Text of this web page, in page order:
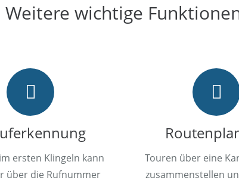
Weitere wichtige
ersten Klingeln kann
über die Rufnummer
Touren über eine
zusammenstellen